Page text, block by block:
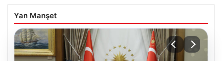
Yan Manşet